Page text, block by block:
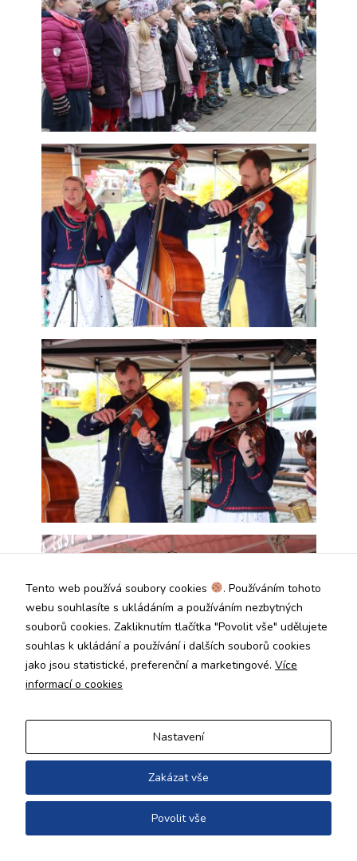
Tento web používá soubory cookies
. Používáním tohoto
webu souhlasíte s ukládáním a používáním nezbytných
souborů cookies. Zakliknutím tlačítka "Povolit vše" udělujete
souhlas k ukládání a používání i dalších souborů cookies
jako jsou statistické, preferenční a marketingové. Více
informací o cookies
Nastavení
Zakázat vše
Povolit vše